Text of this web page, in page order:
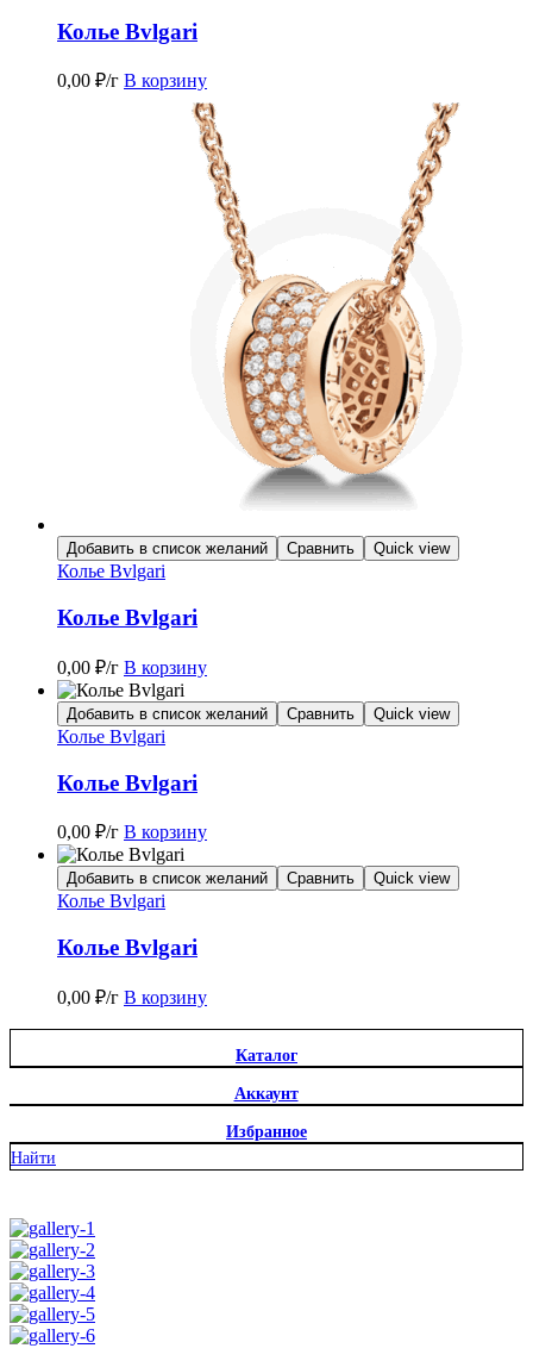
Колье Bvlgari
0,00 ₽/г В корзину
Добавить в список желаний Сравнить Quick view
Колье Bvlgari
Колье Bvlgari
0,00 ₽/г В корзину
Добавить в список желаний Сравнить Quick view
Колье Bvlgari
Колье Bvlgari
0,00 ₽/г В корзину
Добавить в список желаний Сравнить Quick view
Колье Bvlgari
Колье Bvlgari
0,00 ₽/г В корзину
Каталог
Аккаунт
Избранное
Найти